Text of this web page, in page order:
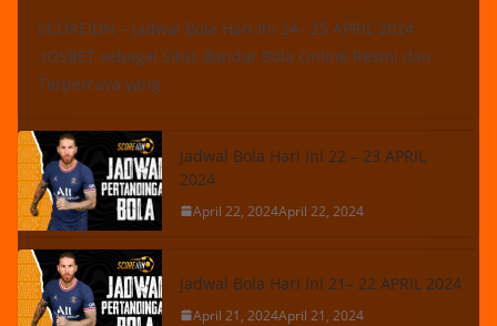
SCOREIDN – Jadwal Bola Hari Ini 24– 25 APRIL 2024
:IOSBET sebagai Situs Bandar Bola Online Resmi dan
Terpercaya yang
Jadwal Bola Hari Ini 22 – 23 APRIL
2024
April 22, 2024April 22, 2024
Jadwal Bola Hari Ini 21– 22 APRIL 2024
April 21, 2024April 21, 2024